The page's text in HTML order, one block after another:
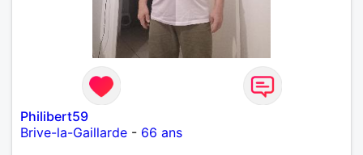
Philibert59
Brive-la-Gaillarde - 66 ans